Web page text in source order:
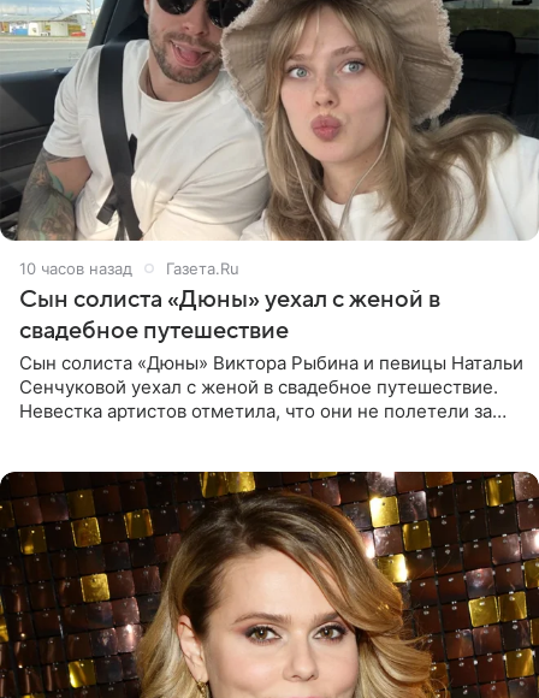
10 часов назад Газета.Ru
Сын солиста «Дюны» уехал с женой в
свадебное путешествие
Сын солиста «Дюны» Виктора Рыбина и певицы Натальи
Сенчуковой уехал с женой в свадебное путешествие.
Невестка артистов отметила, что они не полетели за